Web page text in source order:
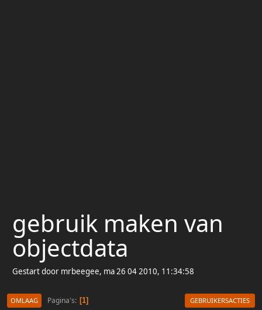
gebruik maken van
objectdata
Gestart door mrbeegee, ma 26 04 2010, 11:34:58
OMLAAG Pagina's 1 GEBRUIKERSACTIES